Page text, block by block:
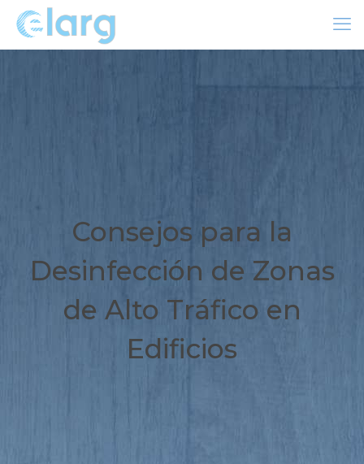
Consejos para la
Desinfección de Zonas
de Alto Tráfico en
Edificios